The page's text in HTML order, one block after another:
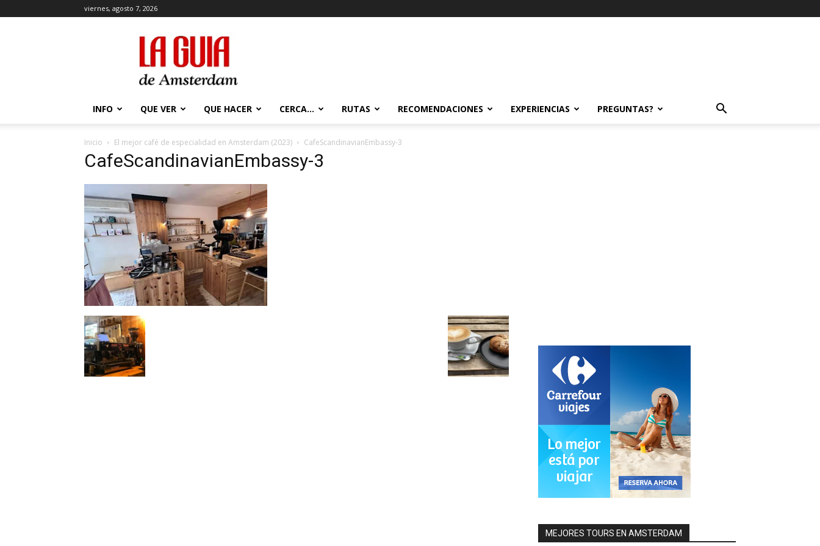
viernes, agosto 7, 2026
La
Guía
de
Amsterdam
INFO QUE VER QUE HACER CERCA… RUTAS RECOMENDACIONES EXPERIENCIAS PREGUNTAS?
Inicio El mejor café de especialidad en Amsterdam (2023) CafeScandinavianEmbassy-3
CafeScandinavianEmbassy-3
MEJORES TOURS EN AMSTERDAM